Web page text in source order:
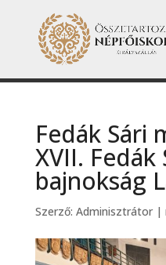
Fedák Sári
XVII. Fedák
bajnokság
Szerző: Adminisztrátor|